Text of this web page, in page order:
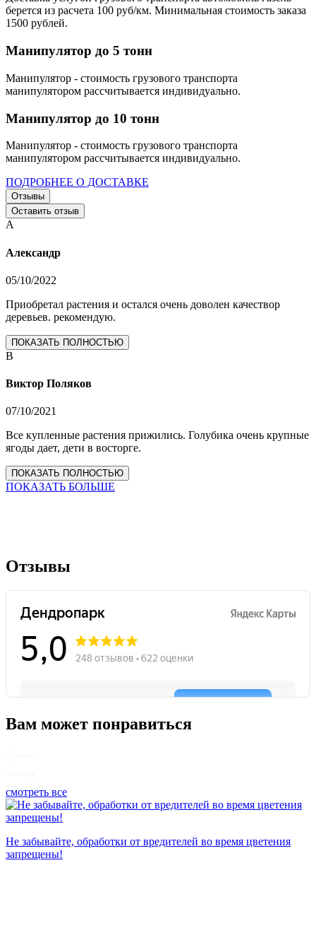
берется из расчета 100 руб/км. Минимальная стоимость заказа
1500 рублей.
Манипулятор до 5 тонн
Манипулятор - стоимость грузового транспорта
манипулятором рассчитывается индивидуально.
Манипулятор до 10 тонн
Манипулятор - стоимость грузового транспорта
манипулятором рассчитывается индивидуально.
ПОДРОБНЕЕ О ДОСТАВКЕ
Отзывы
Оставить отзыв
А
Александр
05/10/2022
Приобретал растения и остался очень доволен качествор
деревьев. рекомендую.
ПОКАЗАТЬ ПОЛНОСТЬЮ
В
Виктор Поляков
07/10/2021
Все купленные растения прижились. Голубика очень крупные
ягоды дает, дети в восторге.
ПОКАЗАТЬ ПОЛНОСТЬЮ
ПОКАЗАТЬ БОЛЬШЕ
Отзывы
Вам может понравиться
смотреть все
Не забывайте, обработки от вредителей во время цветения
запрещены!